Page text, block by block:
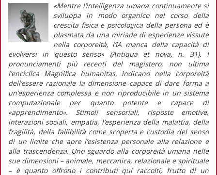
«Mentre l’intelligenza umana continuamente si
sviluppa in modo organico nel corso della
crescita fisica e psicologica della persona ed è
plasmata da una miriade di esperienze vissute
nella corporeità, l’IA manca della capacità di
evolversi in questo senso» (Antiqua et nova, n. 31). I
pronunciamenti più recenti del magistero, non ultima
l’enciclica Magnifica humanitas, indicano nella corporeità
dell’essere razionale la dimensione capace di dare forma a
un’esperienza complessa e non riproducibile in un sistema
computazionale per quanto potente e capace di
«apprendimento». Stimoli sensoriali, risposte emotive,
interazioni sociali, empatia, l’esperienza della malattia, della
fragilità, della fallibilità come scoperta e custodia del senso
di un limite che apre l’esistenza personale alla relazione e
alla trascendenza. Uno sguardo alla corporeità umana nelle
sue dimensioni – animale, meccanica, relazionale e spirituale
– è quanto offrono i contributi qui raccolti, frutto di un